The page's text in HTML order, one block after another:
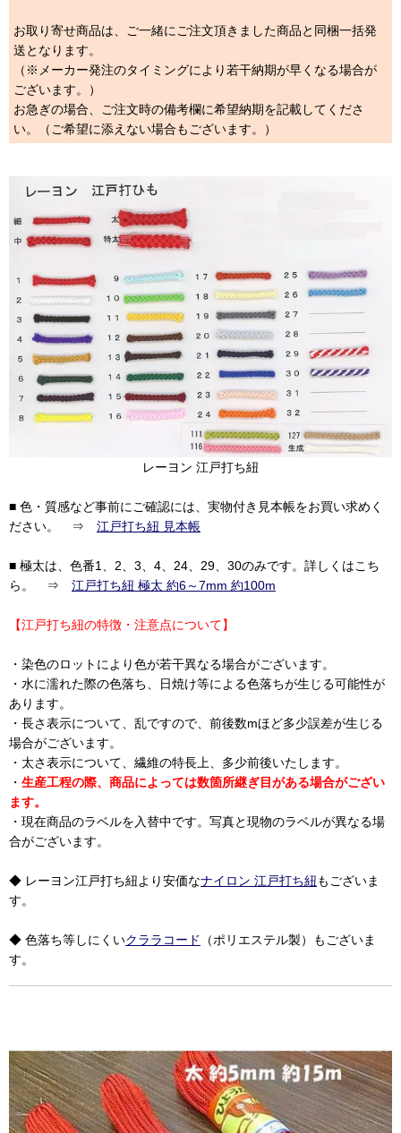
お取り寄せ商品は、ご一緒にご注文頂きました商品と同梱一括発
送となります。
（※メーカー発注のタイミングにより若干納期が早くなる場合が
ございます。）
お急ぎの場合、ご注文時の備考欄に希望納期を記載してくださ
い。（ご希望に添えない場合もございます。）
レーヨン 江戸打ち紐
■ 色・質感など事前にご確認には、実物付き見本帳をお買い求めく
ださい。 ⇒ 江戸打ち紐 見本帳
■ 極太は、色番1、2、3、4、24、29、30のみです。詳しくはこち
ら。 ⇒ 江戸打ち紐 極太 約6～7mm 約100m
【江戸打ち紐の特徴・注意点について】
・染色のロットにより色が若干異なる場合がございます。
・水に濡れた際の色落ち、日焼け等による色落ちが生じる可能性が
あります。
・長さ表示について、乱ですので、前後数mほど多少誤差が生じる
場合がございます。
・太さ表示について、繊維の特長上、多少前後いたします。
・ 生産工程の際、商品によっては数箇所継ぎ目がある場合がござい
ます。
・現在商品のラベルを入替中です。写真と現物のラベルが異なる場
合がございます。
◆ レーヨン江戸打ち紐より安価なナイロン 江戸打ち紐もございま
す。
◆ 色落ち等しにくいクララコード
（ポリエステル製）もございま
す。